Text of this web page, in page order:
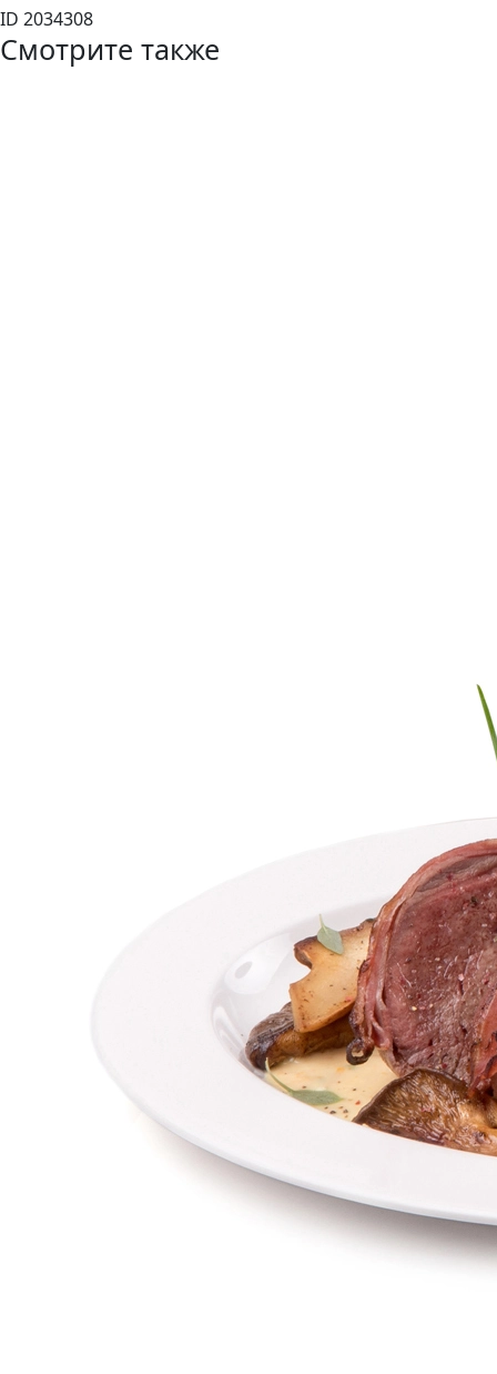
ID 2034308
Смотрите также